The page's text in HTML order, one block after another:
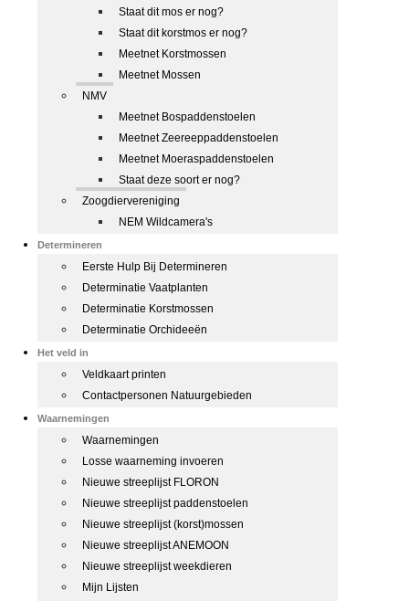
Staat dit mos er nog?
Staat dit korstmos er nog?
Meetnet Korstmossen
Meetnet Mossen
NMV
Meetnet Bospaddenstoelen
Meetnet Zeereeppaddenstoelen
Meetnet Moeraspaddenstoelen
Staat deze soort er nog?
Zoogdiervereniging
NEM Wildcamera's
Determineren
Eerste Hulp Bij Determineren
Determinatie Vaatplanten
Determinatie Korstmossen
Determinatie Orchideeën
Het veld in
Veldkaart printen
Contactpersonen Natuurgebieden
Waarnemingen
Waarnemingen
Losse waarneming invoeren
Nieuwe streeplijst FLORON
Nieuwe streeplijst paddenstoelen
Nieuwe streeplijst (korst)mossen
Nieuwe streeplijst ANEMOON
Nieuwe streeplijst weekdieren
Mijn Lijsten